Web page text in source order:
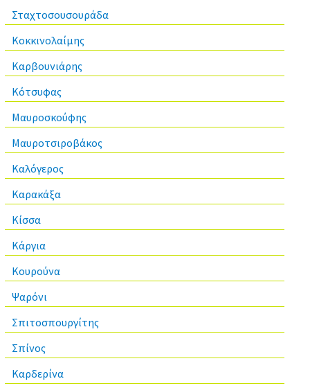
Σταχτοσουσουράδα
Κοκκινολαίμης
Καρβουνιάρης
Κότσυφας
Μαυροσκούφης
Μαυροτσιροβάκος
Καλόγερος
Καρακάξα
Κίσσα
Κάργια
Κουρούνα
Ψαρόνι
Σπιτοσπουργίτης
Σπίνος
Καρδερίνα